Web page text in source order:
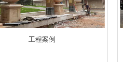
工程案例